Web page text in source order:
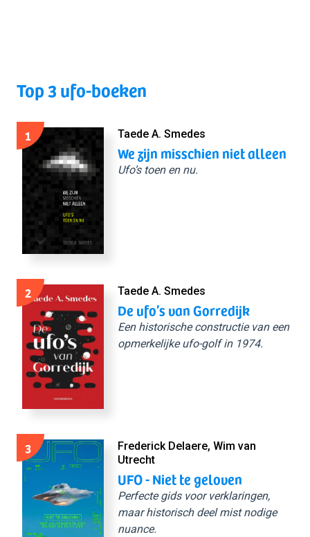
Top 3 ufo-boeken
1 Taede A. Smedes
We zijn misschien niet alleen
Ufo’s toen en nu.
2 Taede A. Smedes
De ufo’s van Gorredijk
Een historische constructie van een
opmerkelijke ufo-golf in 1974.
3
Frederick Delaere, Wim van
Utrecht
UFO - Niet te geloven
Perfecte gids voor verklaringen,
maar historisch deel mist nodige
nuance.